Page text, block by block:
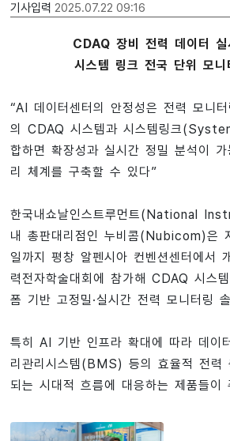
기사입력 2025.07.22 09:16
CDAQ 장비 전력 데이터 실
시스템 링크 전국 단위 모니
“AI 데이터센터의 안정성은 전력 모니
의 CDAQ 시스템과 시스템링크
합하면 확장성과 실시간 정밀 분석이
리 체계를 구축할 수 있다”
한국내쇼날인스트루먼트(National
내 총판대리점인 누비콤(Nubicom)은
일까지 평창 알펜시아 컨벤션센터에서
력전자학술대회에 참가해 CDAQ 시스
폼 기반 고정밀·실시간 전력 모니터링
특히 AI 기반 인프라 확대에 따라 데이
리관리시스템(BMS) 등의 효율적 전력
되는 시대적 흐름에 대응하는 제품들이